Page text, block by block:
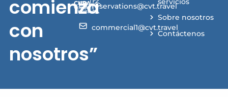
comienza
con
nosotros”
reservations@cvt.travel
commercial1@cvt.travel
Sobre nosotros
Contáctenos